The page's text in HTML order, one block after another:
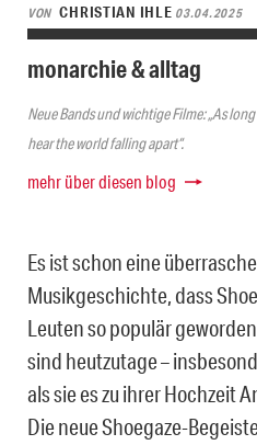
VON CHRISTIAN IHLE 03.04.2025
monarchie & alltag
Neue Bands und wichtige Filme: „As
hear the world falling apart“.
mehr über diesen blog
Es ist schon eine
Musikgeschichte, dass
Leuten so populär
sind heutzutage –
als sie es zu ihrer Hochzeit
Die neue Shoegaze-